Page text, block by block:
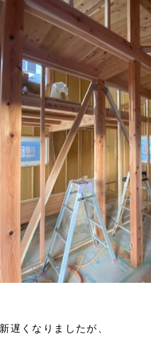
グ
概要
遅くなりましたが、